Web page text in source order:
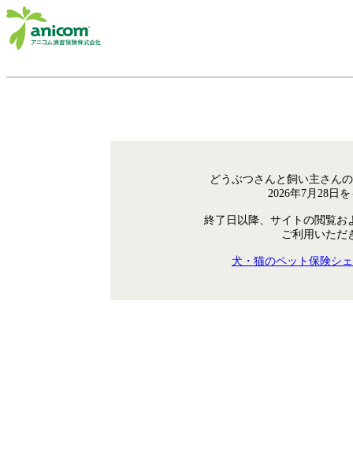
どうぶつさんと飼い主さん
2026年7月28日
終了日以降、サイトの閲覧お
ご利用いただ
犬・猫のペット保険シ